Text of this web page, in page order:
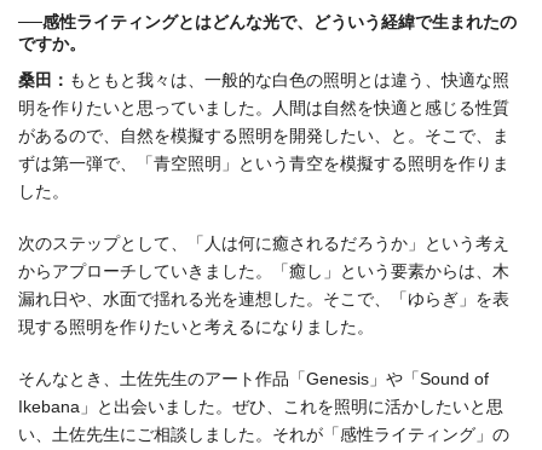
──感性ライティングとはどんな光で、どういう経緯で生まれたの
ですか。
桑田： もともと我々は、一般的な白色の照明とは違う、快適な照
明を作りたいと思っていました。人間は自然を快適と感じる性質
があるので、自然を模擬する照明を開発したい、と。そこで、ま
ずは第一弾で、「青空照明」という青空を模擬する照明を作りま
した。
次のステップとして、「人は何に癒されるだろうか」という考え
からアプローチしていきました。「癒し」という要素からは、木
漏れ日や、水面で揺れる光を連想した。そこで、「ゆらぎ」を表
現する照明を作りたいと考えるになりました。
そんなとき、土佐先生のアート作品「Genesis」や「Sound of
Ikebana」と出会いました。ぜひ、これを照明に活かしたいと思
い、土佐先生にご相談しました。それが「感性ライティング」の